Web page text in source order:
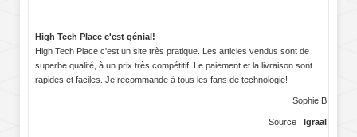
High Tech Place c'est génial!
High Tech Place c'est un site très pratique. Les articles vendus sont de
superbe qualité, à un prix très compétitif. Le paiement et la livraison sont
rapides et faciles. Je recommande à tous les fans de technologie!
Sophie B
Source : Igraal